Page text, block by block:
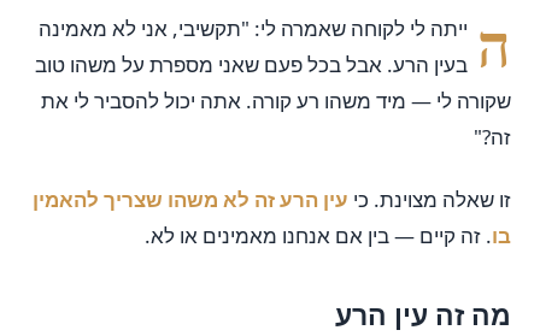
ה ייתה לי לקוחה שאמרה לי: "תקשיבי, אני לא מאמינה
בעין הרע. אבל בכל פעם שאני מספרת על משהו טוב
שקורה לי — מיד משהו רע קורה. אתה יכול להסביר לי את
זה?"
זו שאלה מצוינת. כי עין הרע זה לא משהו שצריך להאמין
בו. זה קיים — בין אם אנחנו מאמינים או לא.
מה זה עין הרע